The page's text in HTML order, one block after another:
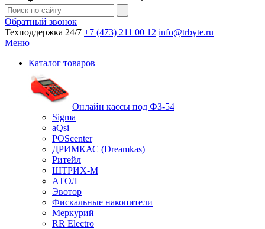
Обратный звонок
Техподдержка 24/7 +7 (473) 211 00 12 info@trbyte.ru
Меню
Каталог товаров
Онлайн кассы под ФЗ-54
Sigma
aQsi
POScenter
ДРИМКАС (Dreamkas)
Ритейл
ШТРИХ-М
АТОЛ
Эвотор
Фискальные накопители
Меркурий
RR Electro